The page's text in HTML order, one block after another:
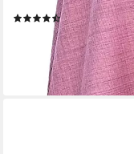
(9)
26,99 €
lieferbar - in 2-3
+2